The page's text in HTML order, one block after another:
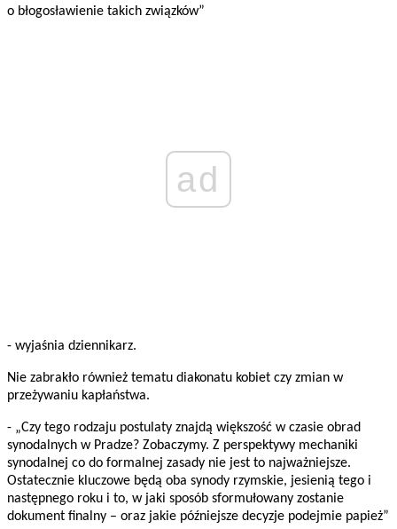
o błogosławienie takich związków”
ad
- wyjaśnia dziennikarz.
Nie zabrakło również tematu diakonatu kobiet czy zmian w
przeżywaniu kapłaństwa.
- „Czy tego rodzaju postulaty znajdą większość w czasie obrad
synodalnych w Pradze? Zobaczymy. Z perspektywy mechaniki
synodalnej co do formalnej zasady nie jest to najważniejsze.
Ostatecznie kluczowe będą oba synody rzymskie, jesienią tego i
następnego roku i to, w jaki sposób sformułowany zostanie
dokument finalny – oraz jakie późniejsze decyzje podejmie papież”